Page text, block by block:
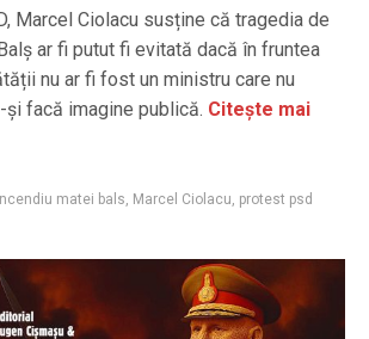
Marcel Ciolacu susține că tragedia de
ar fi putut fi evitată dacă în fruntea
nu ar fi fost un ministru care nu
facă imagine publică. Citește mai
matei bals, Marcel Ciolacu, protest psd